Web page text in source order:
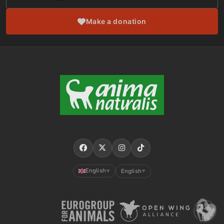
Make a donation
English ▼ English ▼